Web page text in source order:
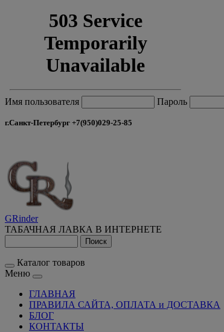
Имя пользователя Пароль
г.Санкт-Петербург +7(950)029-25-85
GRinder
ТАБАЧНАЯ ЛАВКА В ИНТЕРНЕТЕ
Каталог товаров
Меню
ГЛАВНАЯ
ПРАВИЛА САЙТА, ОПЛАТА и ДОСТАВКА
БЛОГ
КОНТАКТЫ